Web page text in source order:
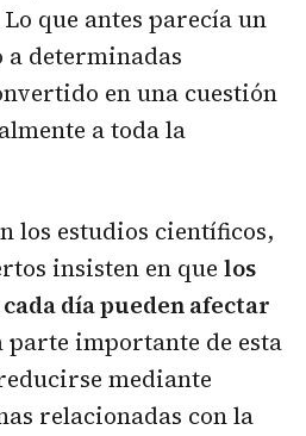
que antes parecía un
determinadas
en una cuestión
a toda la
los estudios científicos,
insisten en que los
día pueden afectar
parte importante de esta
mediante
relacionadas con la